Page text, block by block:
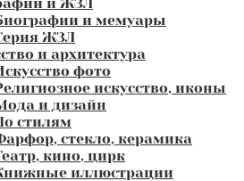
и мемуары
ЖЗЛ
и архитектура
фото
искусство, иконы
и дизайн
стилям
стекло, керамика
кино, цирк
иллюстрации